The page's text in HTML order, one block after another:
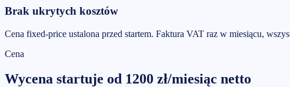
Brak ukrytych kosztów
Cena fixed-price ustalona przed startem. Faktura VAT raz w miesiącu,
Cena
Wycena startuje od 1200 zł/miesiąc netto